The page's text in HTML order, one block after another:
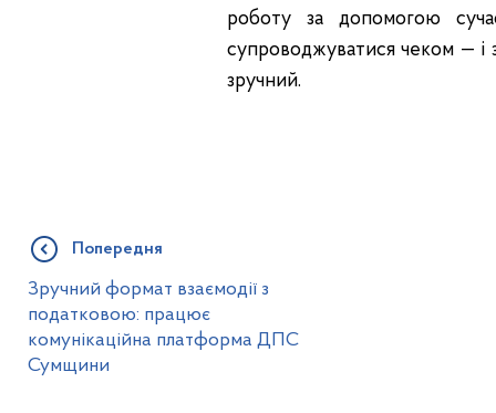
роботу за допомогою
супроводжуватися чеком —
зручний.
Попередня
Зручний формат взаємодії з
податковою: працює
комунікаційна платформа ДПС
Сумщини